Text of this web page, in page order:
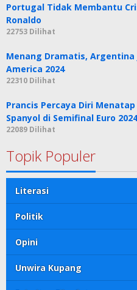
Portugal Tidak Membantu
Ronaldo
22753 Dilihat
Menang Dramatis, Argentina
America 2024
22310 Dilihat
Prancis Percaya Diri
Spanyol di Semifinal Euro 2024
22089 Dilihat
Topik Populer
Literasi
Politik
Opini
Unwira Kupang